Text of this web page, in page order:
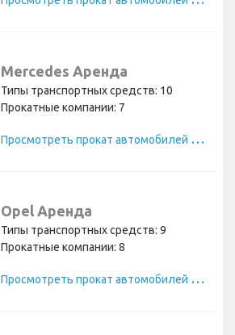
Mercedes Аренда
Типы транспортных средств: 10
Прокатные компании: 7
П
росмотреть прокат автомобилей Mercedes
Opel Аренда
Типы транспортных средств: 9
Прокатные компании: 8
П
росмотреть прокат автомобилей Opel